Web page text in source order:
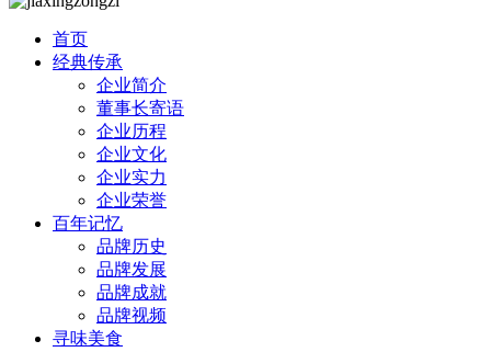
首页
经典传承
企业简介
董事长寄语
企业历程
企业文化
企业实力
企业荣誉
百年记忆
品牌历史
品牌发展
品牌成就
品牌视频
寻味美食